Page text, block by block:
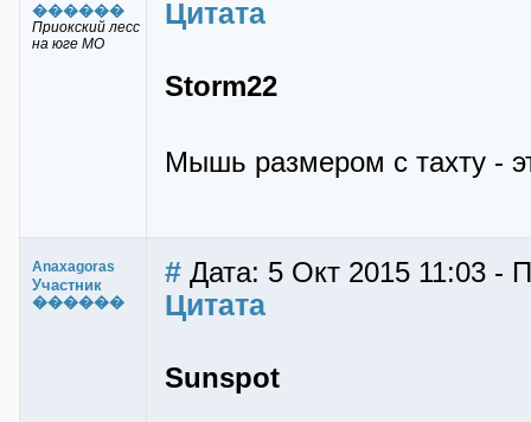
������
Приокский лесс
на юге МО
Цитата
Storm22
Мышь размером с тахту -
Anaxagoras
Участник
������
# Дата: 5 Окт 2015 11:03 -
Цитата
Sunspot